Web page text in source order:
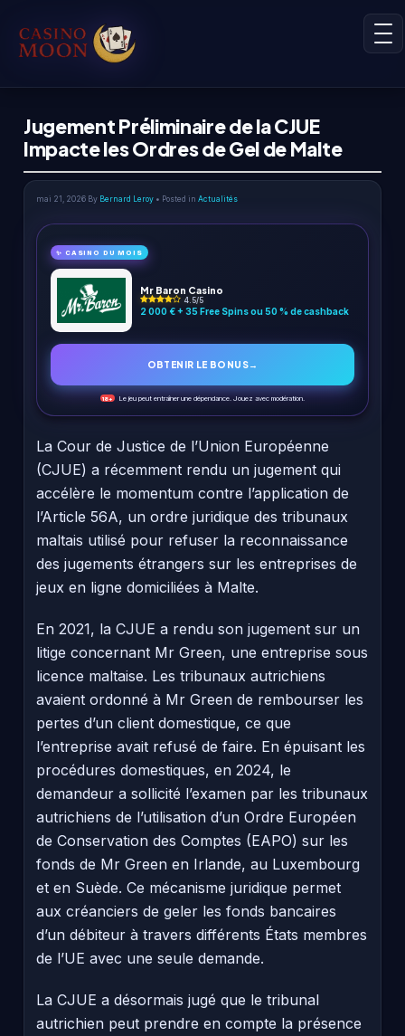
Jugement Préliminaire de la CJUE
Impacte les Ordres de Gel de Malte
mai 21, 2026 By Bernard Leroy • Posted in Actualités
✨ CASINO DU MOIS
Mr Baron Casino
4.5/5
2 000 € + 35 Free Spins ou 50 % de cashback
OBTENIR LE BONUS→
18+ Le jeu peut entraîner une dépendance. Jouez avec modération.
La Cour de Justice de l’Union Européenne
(CJUE) a récemment rendu un jugement qui
accélère le momentum contre l’application de
l’Article 56A, un ordre juridique des tribunaux
maltais utilisé pour refuser la reconnaissance
des jugements étrangers sur les entreprises de
jeux en ligne domiciliées à Malte.
En 2021, la CJUE a rendu son jugement sur un
litige concernant Mr Green, une entreprise sous
licence maltaise. Les tribunaux autrichiens
avaient ordonné à Mr Green de rembourser les
pertes d’un client domestique, ce que
l’entreprise avait refusé de faire. En épuisant les
procédures domestiques, en 2024, le
demandeur a sollicité l’examen par les tribunaux
autrichiens de l’utilisation d’un Ordre Européen
de Conservation des Comptes (EAPO) sur les
fonds de Mr Green en Irlande, au Luxembourg
et en Suède. Ce mécanisme juridique permet
aux créanciers de geler les fonds bancaires
d’un débiteur à travers différents États membres
de l’UE avec une seule demande.
La CJUE a désormais jugé que le tribunal
autrichien peut prendre en compte la présence